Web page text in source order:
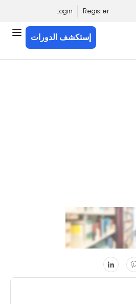
Register
Login
إستكشف الدورات